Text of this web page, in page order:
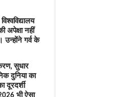
अपेक्षा नहीं
उन्होंने गर्व के
,सुधार
दुनिया का
दूरदर्शी
भी ऐसा